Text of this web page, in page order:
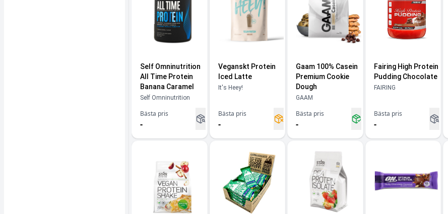
Self Omninutrition
All Time Protein
Banana Caramel
Self Omninutrition
Bästa pris
-
Veganskt Protein
Iced Latte
It's Heey!
Bästa pris
-
Gaam 100% Casein
Premium Cookie
Dough
GAAM
Bästa pris
-
Fairing High Protein
Pudding Chocolate
FAIRING
Bästa pris
-